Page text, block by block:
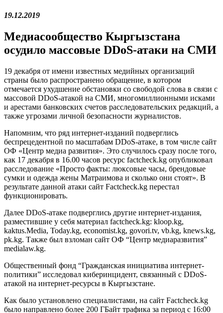
19.12.2019
Медиасообщество Кыргызстана
осудило массовые DDoS-атаки на СМИ
19 декабря от имени известных медийных организаций
страны было распространено обращение, в котором
отмечается ухудшение обстановки со свободой слова в связи с
массовой DDoS-атакой на СМИ, многомиллионными исками
и арестами банковских счетов расследовательских редакций, а
также угрозами личной безопасности журналистов.
Напомним, что ряд интернет-изданий подверглись
беспрецедентной по масштабам DDoS-атаке, в том числе сайт
ОФ «Центр медиа развития». Это случилось сразу после того,
как 17 декабря в 16.00 часов ресурс factcheck.kg опубликовал
расследование «Просто факты: люксовые часы, брендовые
сумки и одежда жены Матраимова и сколько они стоят». В
результате данной атаки сайт Factcheck.kg перестал
функционировать.
Далее DDoS-атаке подверглись другие интернет-издания,
разместившие у себя материал factcheck.kg: kloop.kg,
kaktus.Media, Today.kg, economist.kg, govori.tv, vb.kg, knews.kg,
pk.kg. Также был взломан сайт ОФ “Центр медиаразвития”
medialaw.kg.
Общественный фонд “Гражданская инициатива интернет-
политики” исследовал киберинцидент, связанный с DDоS-
атакой на интернет-ресурсы в Кыргызстане.
Как было установлено специалистами, на сайт Factcheck.kg
было направлено более 200 ГБайт трафика за период с 16:00